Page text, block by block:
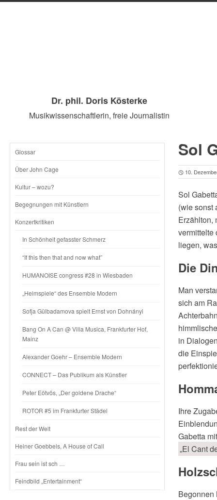
Dr. phil. Doris Kösterke
Musikwissenschaftlerin, freie Journalistin
SKIP
CONTENT
Glossar
Über John Cage
Kultur – wozu?
Begegnungen mit Künstlern
Konzertkritiken
In Schönheit gefasster Schmerz
“If this then that and now what”
HUMANOISE congress #28 in Wiesbaden
„Heimspiele“ des Ensemble Modern
Sofja Gülbadamova spielt Ernst von Dohnányi
Bang On A Can @ Villa Musica, Frankfurter Hof,
Mainz
Alexander Goehr – Ensemble Modern
CONNECT – Das Publikum als Künstler
Peter Eötvös, „Der goldene Drache“
ROTOR #5 im Frankfurter Städel
Rest der Welt
Heiner Goebbels, A House of Call
Frau sein ist sch …
Feindbild „Entertainment“
Sol
10.
Sol
(wie sonst
Erzählton,
vermittelte
liegen,
Die
Man
sich am
in
die
Ihre
Gabetta
„El Cant
Begonnen